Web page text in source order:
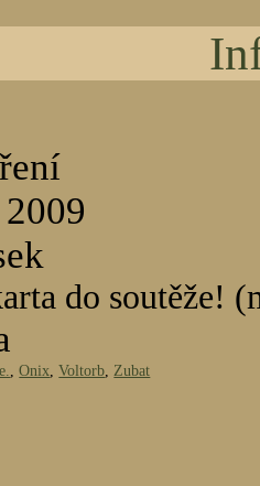
do soutěže!
,Onix,Voltorb,Zubat